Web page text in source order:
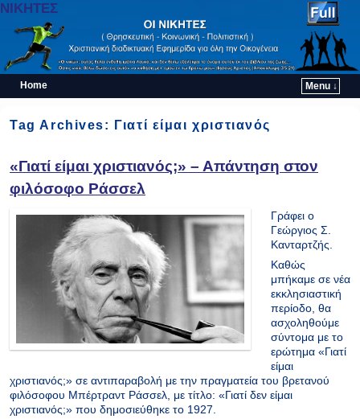
ΝΙΚΗΤΕΣ
Home
Menu ↓
Tag Archives: Γιατί είμαι χριστιανός
«Γιατί είμαι χριστιανός;» – Απάντηση στον
φιλόσοφο Ράσσελ
Γράφει ο
Γεώργιος Σ.
Κανταρτζής.
Καθώς
μπήκαμε σε νέα
εκκλησιαστική
περίοδο, θα
ασχοληθούμε
σύντομα με το
ερώτημα «Γιατί
είμαι
χριστιανός;» σε αντιπαραβολή με την πραγματεία του βρετανού
φιλόσοφου Μπέρτραντ Ράσσελ, με τίτλο: «Γιατί δεν είμαι
χριστιανός;» που δημοσιεύθηκε το 1927.